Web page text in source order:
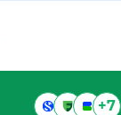
+7